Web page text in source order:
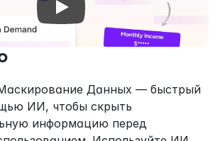
Данных — быстрый
ИИ, чтобы скрыть
информацию перед